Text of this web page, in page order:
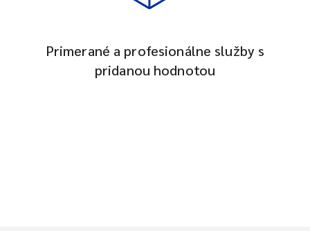
Primerané a profesionálne služby s
pridanou hodnotou